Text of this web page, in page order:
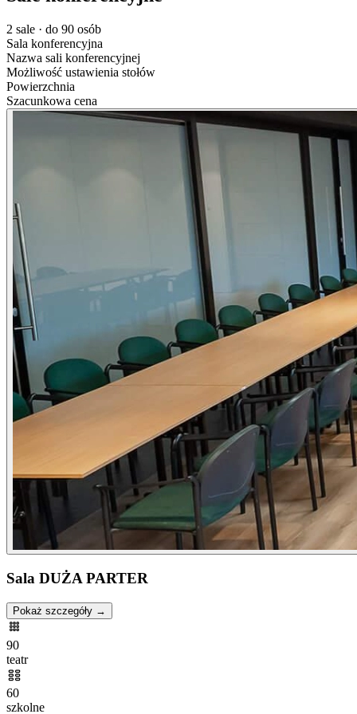
2 sale · do 90 osób
Sala konferencyjna
Nazwa sali konferencyjnej
Możliwość ustawienia stołów
Powierzchnia
Szacunkowa cena
Sala DUŻA PARTER
Pokaż szczegóły →
90
teatr
60
szkolne